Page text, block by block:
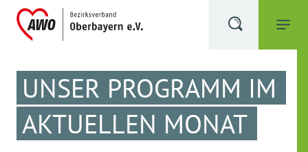
UNSER PROGRAMM IM
AKTUELLEN MONAT